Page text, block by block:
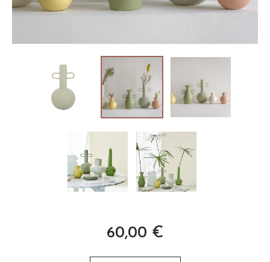
60,00 €